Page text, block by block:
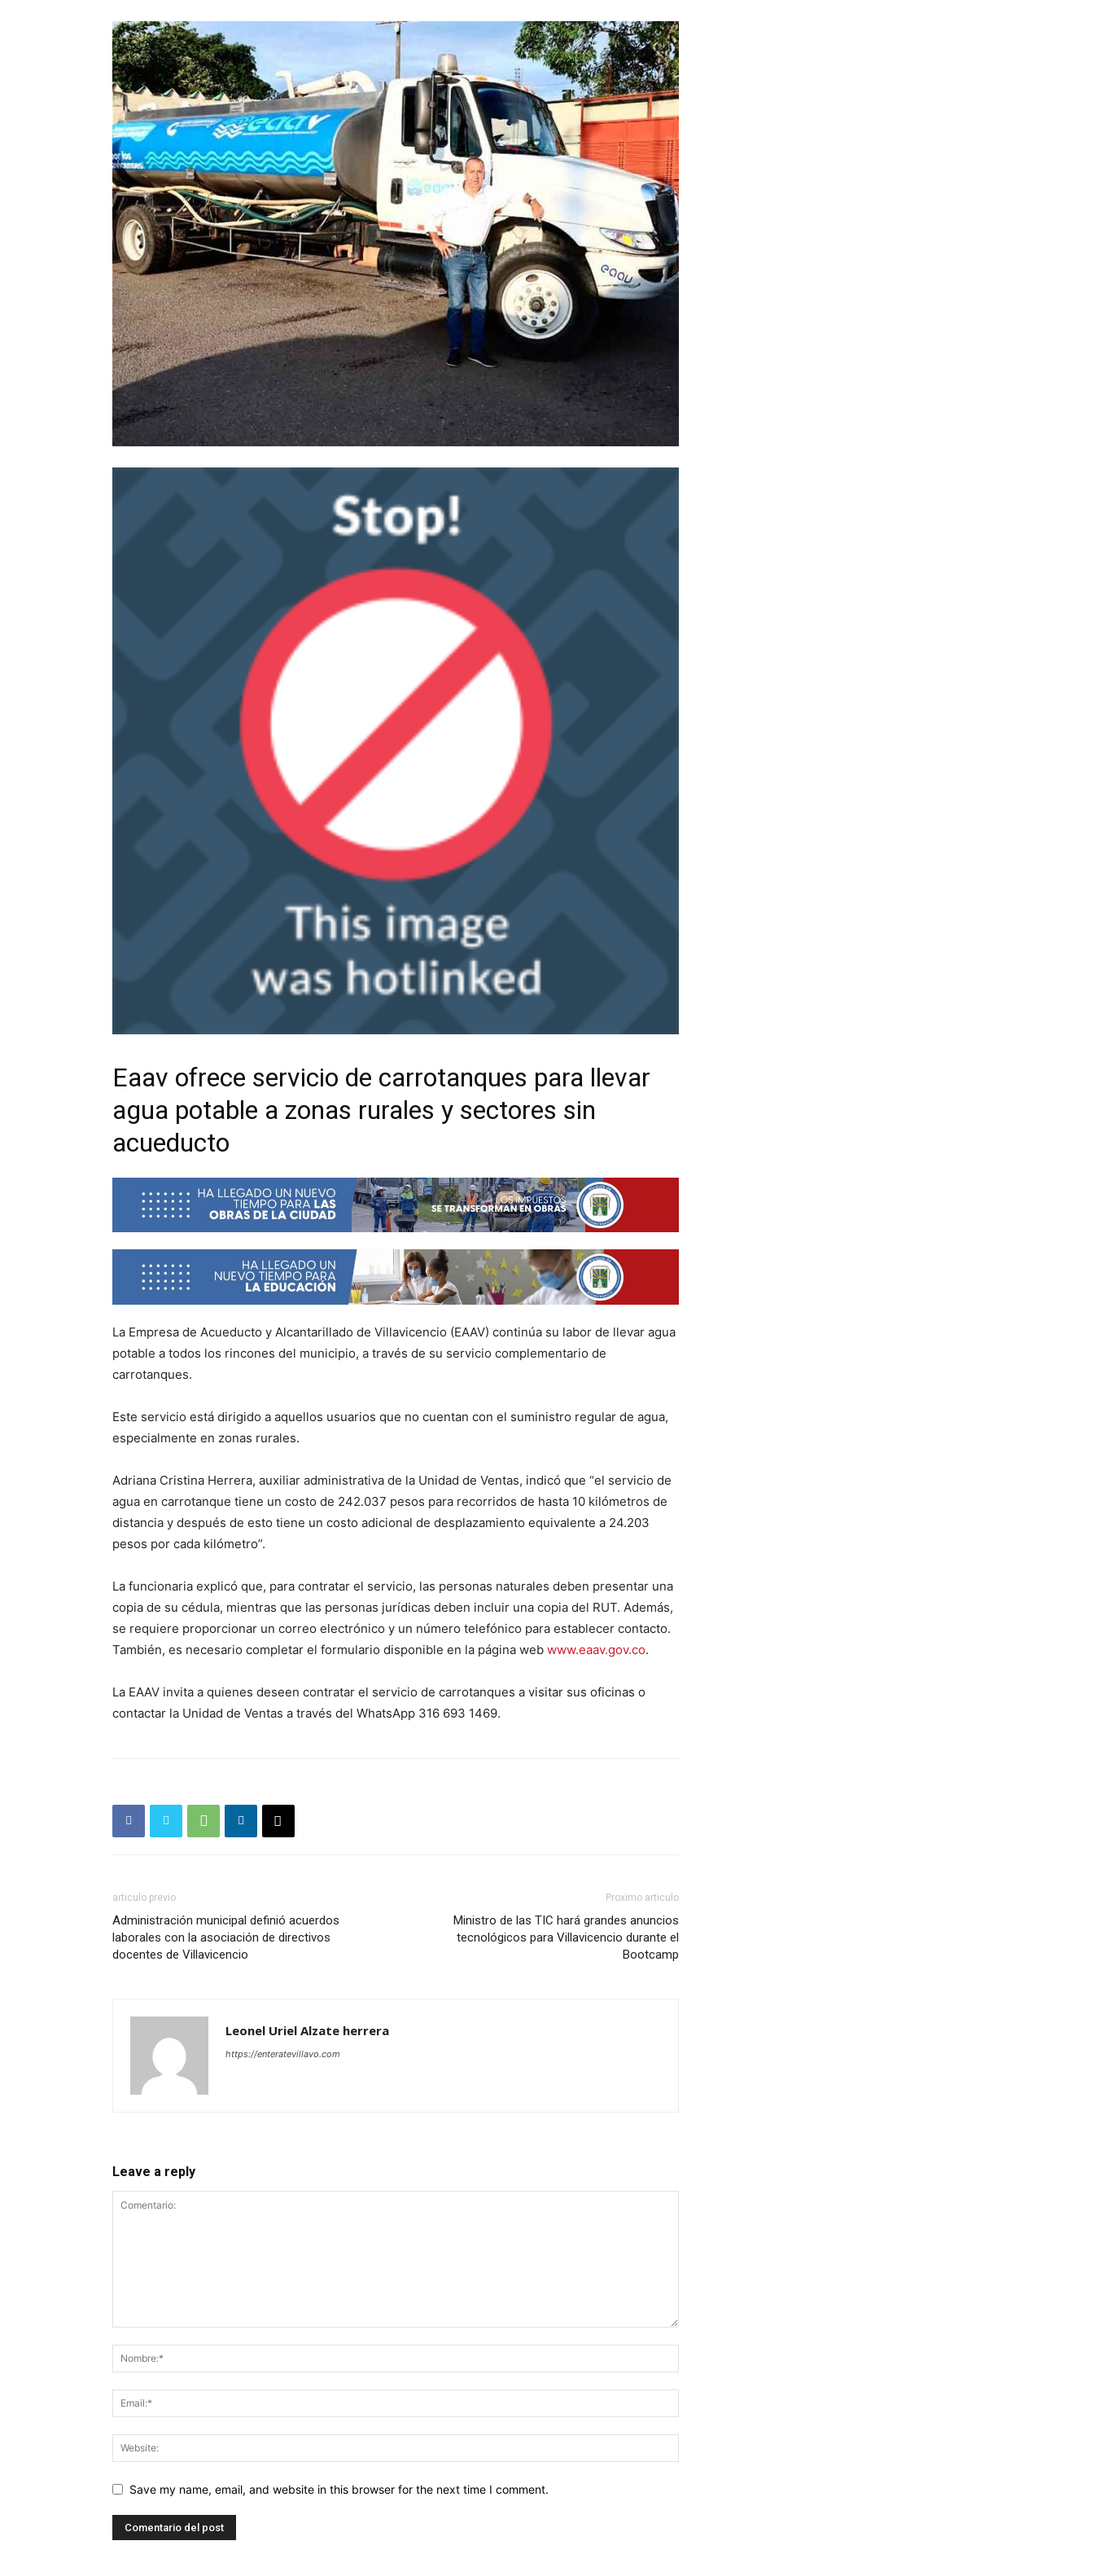
Eaav ofrece servicio de carrotanques para llevar
agua potable a zonas rurales y sectores sin
acueducto
La Empresa de Acueducto y Alcantarillado de Villavicencio (EAAV) continúa su labor de llevar agua
potable a todos los rincones del municipio, a través de su servicio complementario de
carrotanques.
Este servicio está dirigido a aquellos usuarios que no cuentan con el suministro regular de agua,
especialmente en zonas rurales.
Adriana Cristina Herrera, auxiliar administrativa de la Unidad de Ventas, indicó que “el servicio de
agua en carrotanque tiene un costo de 242.037 pesos para recorridos de hasta 10 kilómetros de
distancia y después de esto tiene un costo adicional de desplazamiento equivalente a 24.203
pesos por cada kilómetro”.
La funcionaria explicó que, para contratar el servicio, las personas naturales deben presentar una
copia de su cédula, mientras que las personas jurídicas deben incluir una copia del RUT. Además,
se requiere proporcionar un correo electrónico y un número telefónico para establecer contacto.
También, es necesario completar el formulario disponible en la página web www.eaav.gov.co.
La EAAV invita a quienes deseen contratar el servicio de carrotanques a visitar sus oficinas o
contactar la Unidad de Ventas a través del WhatsApp 316 693 1469.
articulo previo
Administración municipal definió acuerdos
laborales con la asociación de directivos
docentes de Villavicencio
Proximo articulo
Ministro de las TIC hará grandes anuncios
tecnológicos para Villavicencio durante el
Bootcamp
Leonel Uriel Alzate herrera
https://enteratevillavo.com
Leave a reply
Save my name, email, and website in this browser for the next time I comment.